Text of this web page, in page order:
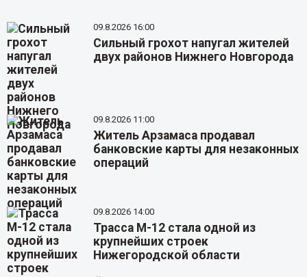
09.8.2026 16:00
Сильный грохот напугал жителей
двух районов Нижнего Новгорода
09.8.2026 11:00
Житель Арзамаса продавал
банковские карты для незаконных
операций
09.8.2026 14:00
Трасса М-12 стала одной из
крупнейших строек
Нижегородской области